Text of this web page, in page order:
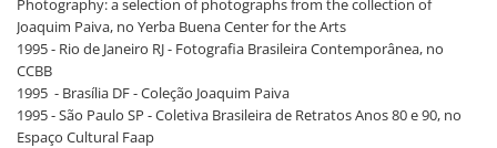
Photography: a selection of photographs from the collection of
Joaquim Paiva, no Yerba Buena Center for the Arts
1995 - Rio de Janeiro RJ - Fotografia Brasileira Contemporânea, no
CCBB
1995 - Brasília DF - Coleção Joaquim Paiva
1995 - São Paulo SP - Coletiva Brasileira de Retratos Anos 80 e 90, no
Espaço Cultural Faap